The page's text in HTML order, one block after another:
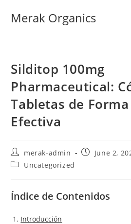
Merak Organics
Silditop 100mg
Pharmaceutical:
Tabletas de
Efectiva
merak-admin
June 2,
Uncategorized
Índice de Contenidos
Introducción